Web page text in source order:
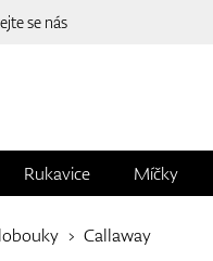
se nás
Rukavice Míčky
Callaway